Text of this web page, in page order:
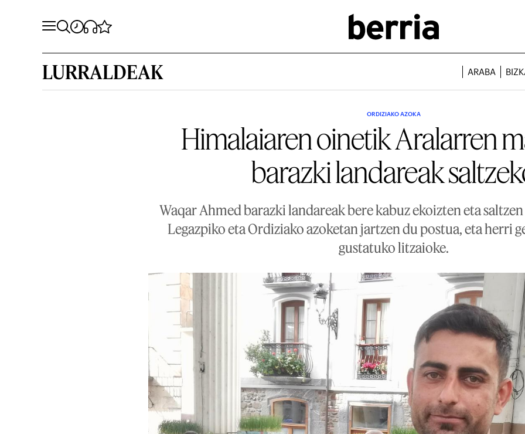
LURRALDEAK ARABA
ORDIZIAKO AZOKA
Himalaiaren oinetik Aralarren
barazki landareak
Waqar Ahmed barazki landareak bere kabuz ekoizten eta
Legazpiko eta Ordiziako azoketan jartzen du postua, eta herri
gustatuko litzaioke.